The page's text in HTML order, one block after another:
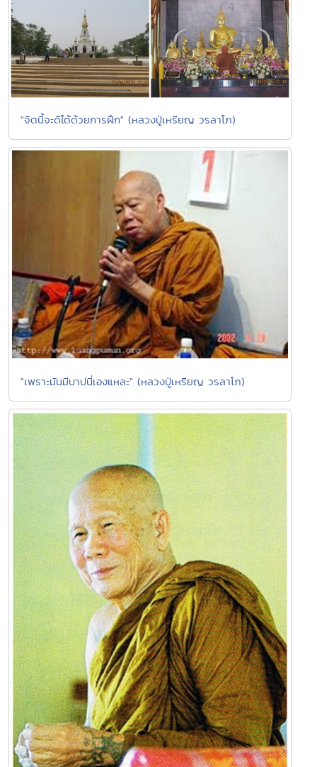
"จิตนี้จะดีได้ด้วยการฝึก" (หลวงปู่เหรียญ วรลาโภ)
"เพราะมันมีบาปนี่เองแหละ" (หลวงปู่เหรียญ วรลาโภ)